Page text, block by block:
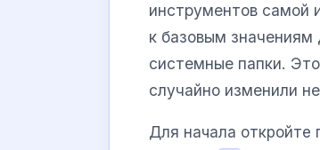
инструментов самой
к базовым значениям
системные папки.
случайно изменили
Для начала откройте